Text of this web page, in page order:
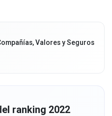
Valores y Seguros
ranking 2022